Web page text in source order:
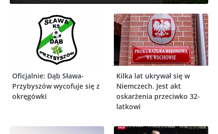
Oficjalnie: Dąb Sława-
Przybyszów wycofuje się z
okręgówki
Kilka lat ukrywał się w
Niemczech. Jest akt
oskarżenia przeciwko 32-
latkowi